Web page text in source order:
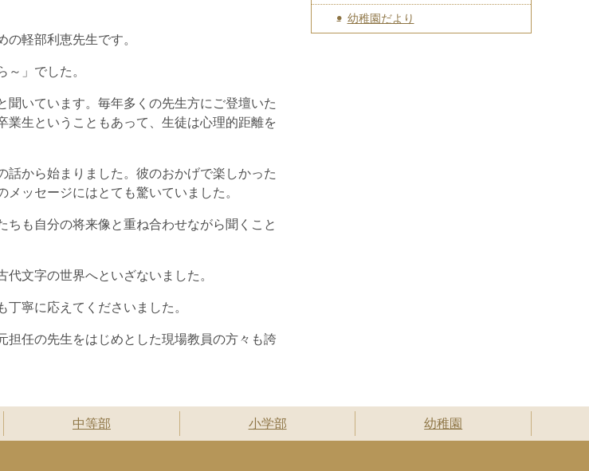
軽部利恵先生です。
」でした。
いています。毎年多くの先生方にご登壇いた
生ということもあって、生徒は心理的距離を
から始まりました。彼のおかげで楽しかった
ッセージにはとても驚いていました。
も自分の将来像と重ね合わせながら聞くこと
文字の世界へといざないました。
寧に応えてくださいました。
担任の先生をはじめとした現場教員の方々も誇
幼稚園だより
中等部 小学部 幼稚園